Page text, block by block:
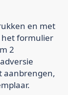
en met
het formulier
2
aanbrengen,